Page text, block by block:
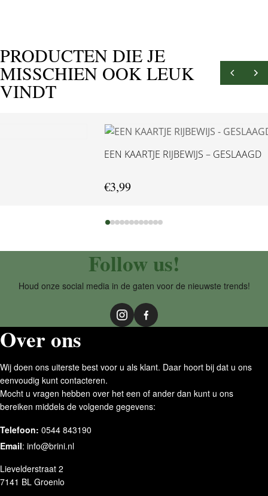
PRODUCTEN DIE JE
MISSCHIEN OOK LEUK
VINDT
EEN KAARTJE RIJBEWIJS – GESLAAGD
€3,99
Follow us!
Houd onze social media in de gaten voor de nieuwste trends!
Over ons
Wij doen ons uiterste best voor u als klant. Daar hoort bij dat u ons
eenvoudig kunt contacteren.
Mocht u vragen hebben over het een of ander dan kunt u ons
bereiken middels de volgende gegevens:
Telefoon: 0544 843190
Email: info@brini.nl
Lievelderstraat 2
7141 BL Groenlo